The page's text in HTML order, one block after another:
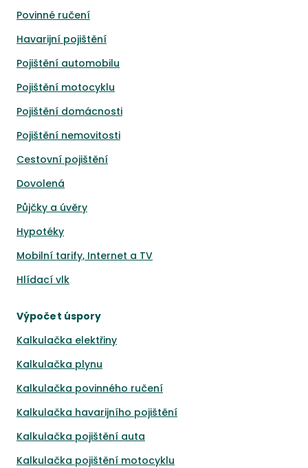
Povinné ručení
Havarijní pojištění
Pojištění automobilu
Pojištění motocyklu
Pojištění domácnosti
Pojištění nemovitosti
Cestovní pojištění
Dovolená
Půjčky a úvěry
Hypotéky
Mobilní tarify, Internet a TV
Hlídací vlk
Výpočet úspory
Kalkulačka elektřiny
Kalkulačka plynu
Kalkulačka povinného ručení
Kalkulačka havarijního pojištění
Kalkulačka pojištění auta
Kalkulačka pojištění motocyklu